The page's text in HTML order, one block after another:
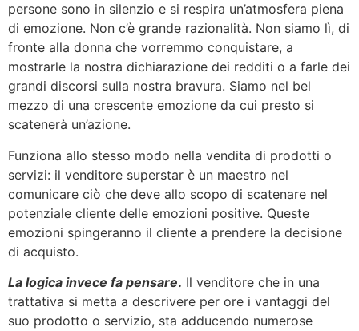
persone sono in silenzio e si respira un’atmosfera piena
di emozione. Non c’è grande razionalità. Non siamo lì, di
fronte alla donna che vorremmo conquistare, a
mostrarle la nostra dichiarazione dei redditi o a farle dei
grandi discorsi sulla nostra bravura. Siamo nel bel
mezzo di una crescente emozione da cui presto si
scatenerà un’azione.
Funziona allo stesso modo nella vendita di prodotti o
servizi: il venditore superstar è un maestro nel
comunicare ciò che deve allo scopo di scatenare nel
potenziale cliente delle emozioni positive. Queste
emozioni spingeranno il cliente a prendere la decisione
di acquisto.
La logica invece fa pensare. Il venditore che in una
trattativa si metta a descrivere per ore i vantaggi del
suo prodotto o servizio, sta adducendo numerose